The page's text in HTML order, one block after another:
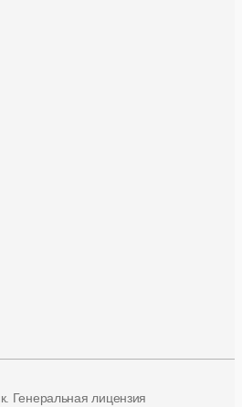
Генеральная лицензия